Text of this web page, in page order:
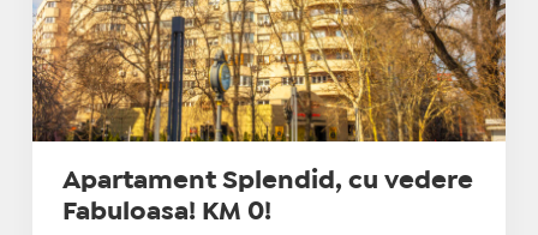
Apartament Splendid, cu vedere
Fabuloasa! KM 0!